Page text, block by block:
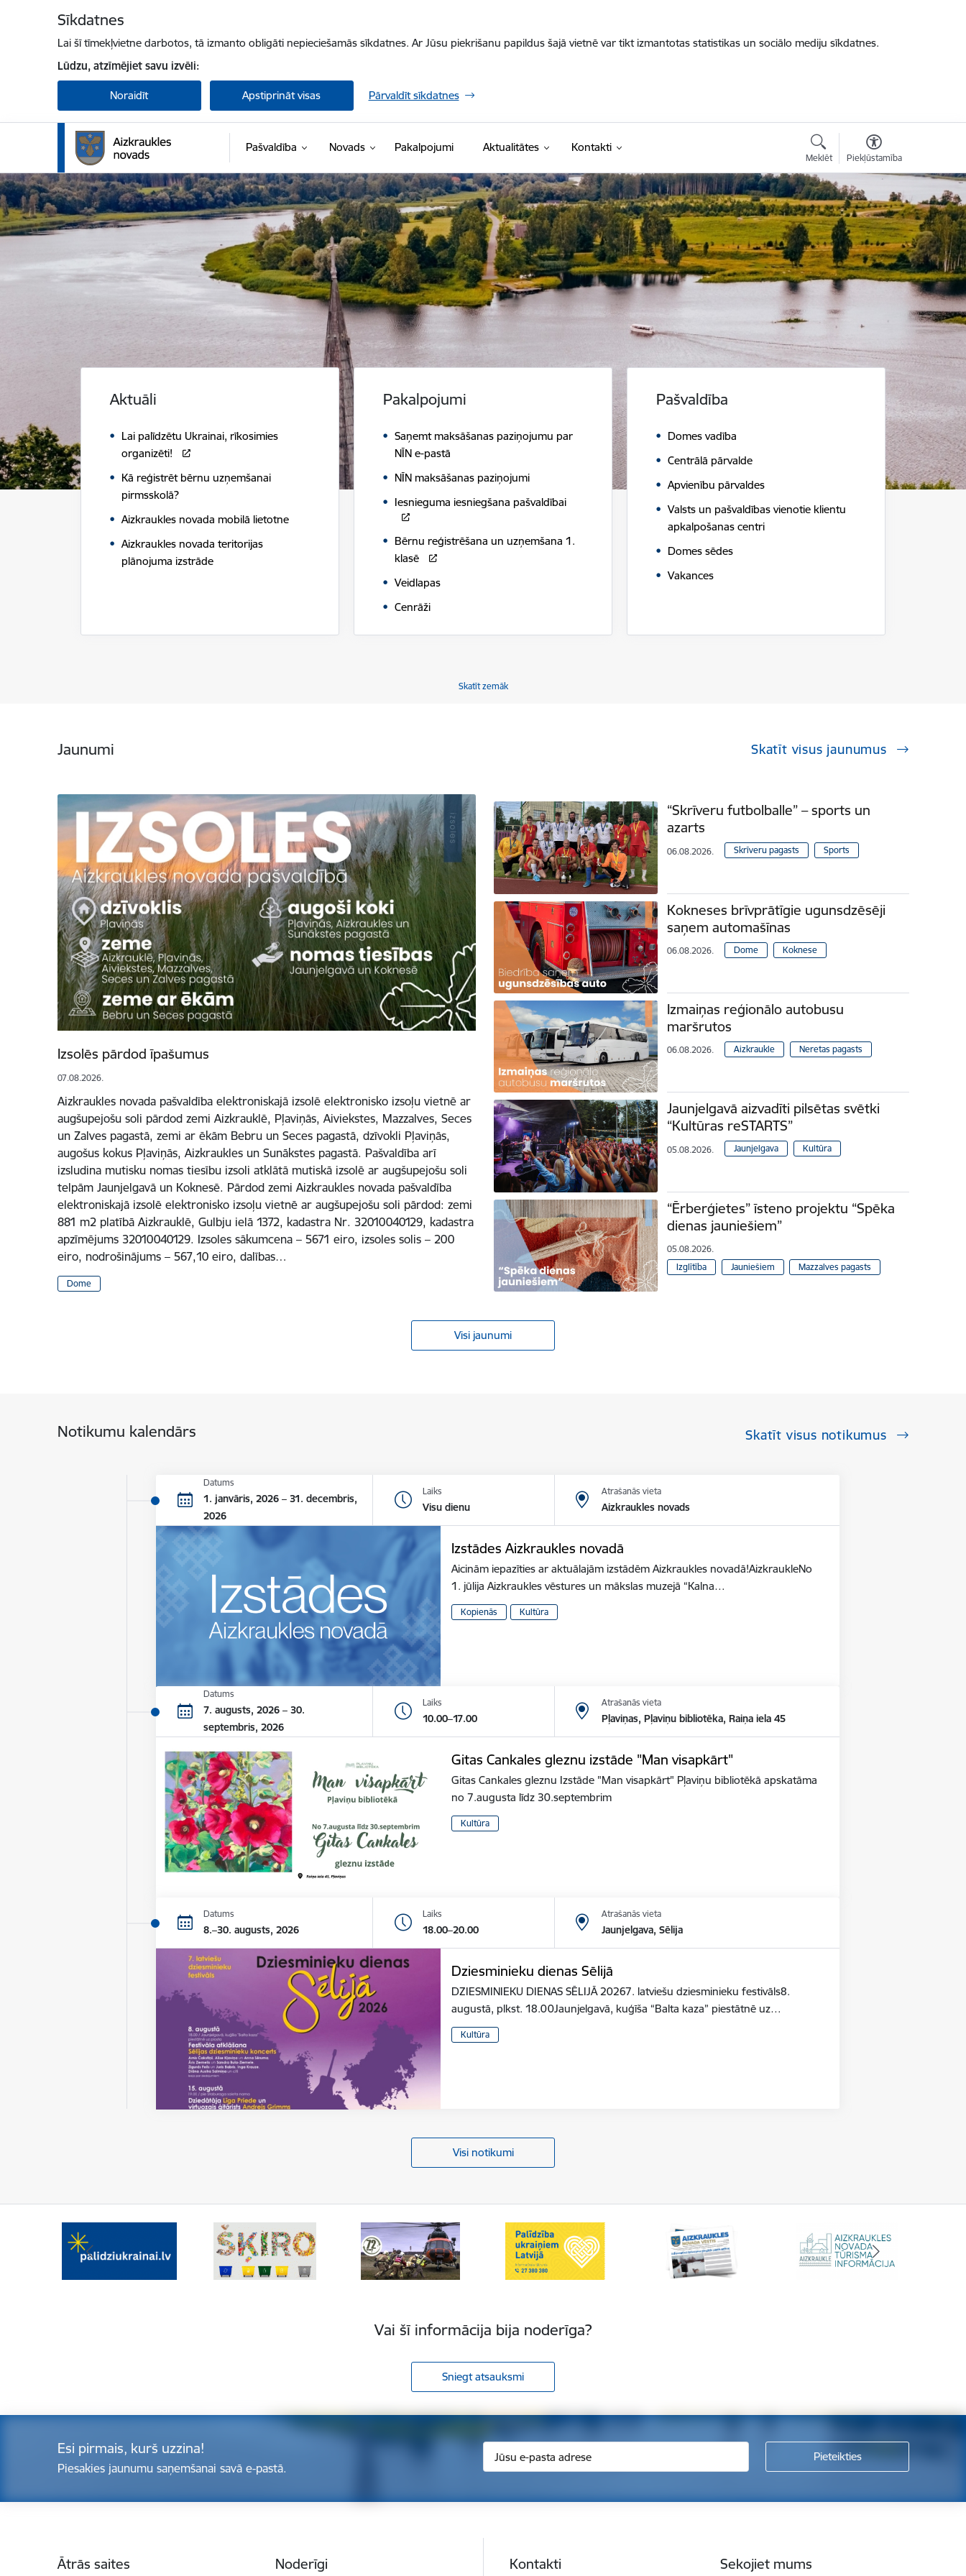
Sīkdatnes
Lai šī tīmekļvietne darbotos, tā izmanto obligāti nepieciešamās sīkdatnes. Ar Jūsu piekrišanu papildus šajā vietnē var tikt izmantotas statistikas un sociālo mediju sīkdatnes.
Lūdzu, atzīmējiet savu izvēli:
Noraidīt Apstiprināt visas Pārvaldīt sīkdatnes
Pašvaldība Novads Pakalpojumi Aktualitātes Kontakti
Meklēt Piekļūstamība
Aizkraukles novada pašvaldība
Aktuāli
Lai palīdzētu Ukrainai, rīkosimies
organizēti!
Kā reģistrēt bērnu uzņemšanai
pirmsskolā?
Aizkraukles novada mobilā lietotne
Aizkraukles novada teritorijas
plānojuma izstrāde
Pakalpojumi
Saņemt maksāšanas paziņojumu par
NĪN e-pastā
NĪN maksāšanas paziņojumi
Iesnieguma iesniegšana pašvaldībai
Bērnu reģistrēšana un uzņemšana 1.
klasē
Veidlapas
Cenrāži
Pašvaldība
Domes vadība
Centrālā pārvalde
Apvienību pārvaldes
Valsts un pašvaldības vienotie klientu
apkalpošanas centri
Domes sēdes
Vakances
Skatīt zemāk
Jaunumi Skatīt visus jaunumus
Izsolēs pārdod īpašumus
07.08.2026.
Aizkraukles novada pašvaldība elektroniskajā izsolē elektronisko izsoļu vietnē ar
augšupejošu soli pārdod zemi Aizkrauklē, Pļaviņās, Aiviekstes, Mazzalves, Seces
un Zalves pagastā, zemi ar ēkām Bebru un Seces pagastā, dzīvokli Pļaviņās,
augošus kokus Pļaviņās, Aizkraukles un Sunākstes pagastā. Pašvaldība arī
izsludina mutisku nomas tiesību izsoli atklātā mutiskā izsolē ar augšupejošu soli
telpām Jaunjelgavā un Koknesē. Pārdod zemi Aizkraukles novada pašvaldība
elektroniskajā izsolē elektronisko izsoļu vietnē ar augšupejošu soli pārdod: zemi
881 m2 platībā Aizkrauklē, Gulbju ielā 1372, kadastra Nr. 32010040129, kadastra
apzīmējums 32010040129. Izsoles sākumcena – 5671 eiro, izsoles solis – 200
eiro, nodrošinājums – 567,10 eiro, dalības…
Dome
“Skrīveru futbolballe” – sports un
azarts
06.08.2026. Skrīveru pagasts Sports
Kokneses brīvprātīgie ugunsdzēsēji
saņem automašīnas
06.08.2026. Dome Koknese
Izmaiņas reģionālo autobusu
maršrutos
06.08.2026. Aizkraukle Neretas pagasts
Jaunjelgavā aizvadīti pilsētas svētki
“Kultūras reSTARTS”
05.08.2026. Jaunjelgava Kultūra
“Ērberģietes” īsteno projektu “Spēka
dienas jauniešiem”
05.08.2026.
Izglītība
Jauniešiem Mazzalves pagasts
Visi jaunumi
Notikumu kalendārs Skatīt visus notikumus
Datums
1. janvāris, 2026 – 31. decembris,
2026
Laiks
Visu dienu
Atrašanās vieta
Aizkraukles novads
Izstādes Aizkraukles novadā
Aicinām iepazīties ar aktuālajām izstādēm Aizkraukles novadā!AizkraukleNo
1. jūlija Aizkraukles vēstures un mākslas muzejā “Kalna…
Kopienās Kultūra
Datums
7. augusts, 2026 – 30.
septembris, 2026
Laiks
10.00–17.00
Atrašanās vieta
Pļaviņas, Pļaviņu bibliotēka, Raiņa iela 45
Gitas Cankales gleznu izstāde "Man visapkārt"
Gitas Cankales gleznu Izstāde "Man visapkārt" Pļaviņu bibliotēkā apskatāma
no 7.augusta līdz 30.septembrim
Kultūra
Datums
8.–30. augusts, 2026
Laiks
18.00–20.00
Atrašanās vieta
Jaunjelgava, Sēlija
Dziesminieku dienas Sēlijā
DZIESMINIEKU DIENAS SĒLIJĀ 20267. latviešu dziesminieku festivāls8.
augustā, plkst. 18.00Jaunjelgavā, kuģīša “Balta kaza” piestātnē uz…
Kultūra
Visi notikumi
Vai šī informācija bija noderīga?
Sniegt atsauksmi
Esi pirmais, kurš uzzina!
Piesakies jaunumu saņemšanai savā e-pastā.
Ātrās saites Noderīgi Kontakti Sekojiet mums